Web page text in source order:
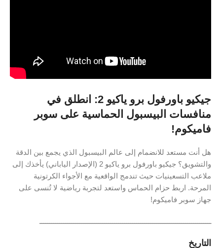
جيكيو باورفول برو ياكيو 2: انطلق في
منافسات البيسبول الحماسية على سوبر
فاميكوم!
هل أنت مستعد للانضمام إلى عالم البيسبول الذي يجمع بين الدقة
والتشويق؟ جيكيو باورفول برو ياكيو 2 (الإصدار الياباني) يأخذك إلى
ملاعب التسعينيات حيث تندمج الواقعية مع الأجواء الكرتونية
المرحة. اربط حزام الحماس واستعد لتجربة رياضية لا تُنسى على
جهاز سوبر فاميكوم!
ـــــــــــــــــــــــــــــــــــــــــــــــــــــــــــــــــــــــــــــــــــــــ
التاريخ